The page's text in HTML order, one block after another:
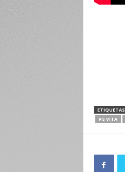
ETIQUETAS
PS VITA